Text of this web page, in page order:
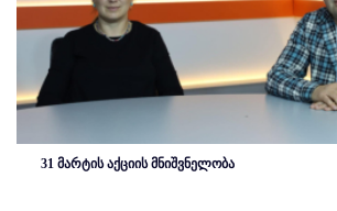
31 მარტის აქციის მნიშვნელობა